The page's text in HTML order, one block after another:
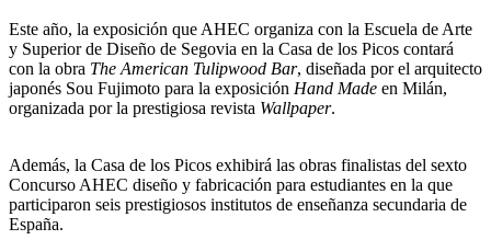
Este año, la exposición que AHEC organiza con la Escuela de Arte
y Superior de Diseño de Segovia en la Casa de los Picos contará
con la obra The American Tulipwood Bar, diseñada por el arquitecto
japonés Sou Fujimoto para la exposición Hand Made en Milán,
organizada por la prestigiosa revista Wallpaper.
Además, la Casa de los Picos exhibirá las obras finalistas del sexto
Concurso AHEC diseño y fabricación para estudiantes en la que
participaron seis prestigiosos institutos de enseñanza secundaria de
España.